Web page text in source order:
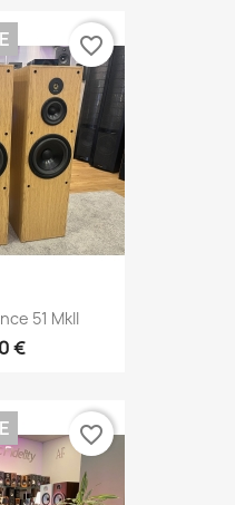
51 MkII
€
favorite_border
favorite_border